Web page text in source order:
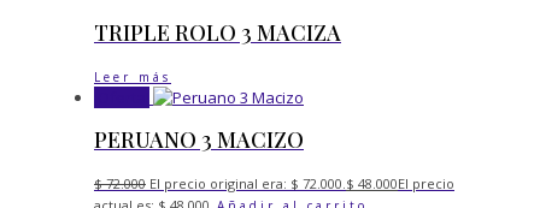
TRIPLE ROLO 3 MACIZA
Leer más
PERUANO 3 MACIZO
$72.000 El precio original era: $ 72.000.$ 48.000El precio